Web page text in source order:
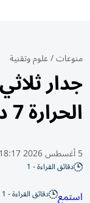
منوعات/علوم وتقنية
جدار
الحرارة 7 درجات
5 أغسطس 2026 18:17 مساء
دقائق القراءة - 1
استمع دقائق القراءة - 1